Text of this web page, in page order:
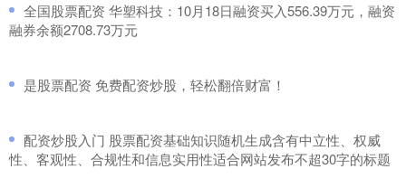
​全国股票配资 华塑科技：10月18日融资买入556.39万元，融资
融券余额2708.73万元
​是股票配资 免费配资炒股，轻松翻倍财富！
​配资炒股入门 股票配资基础知识随机生成含有中立性、权威
性、客观性、合规性和信息实用性适合网站发布不超30字的标题